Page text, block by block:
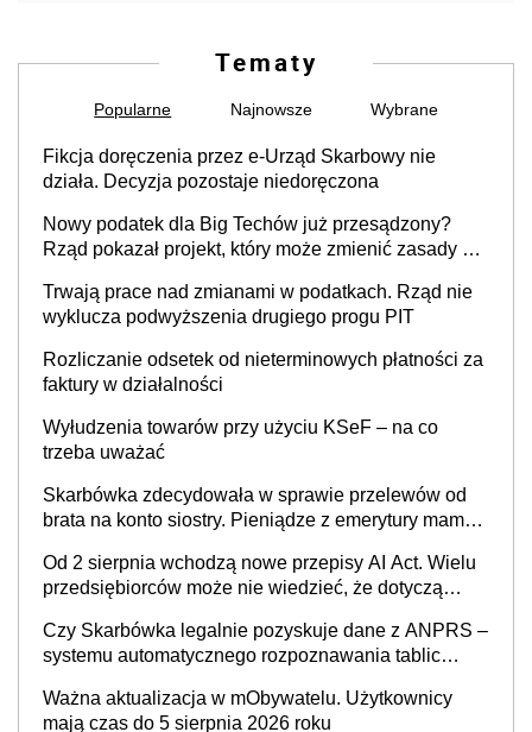
Tematy
Popularne Najnowsze Wybrane
Fikcja doręczenia przez e-Urząd Skarbowy nie
działa. Decyzja pozostaje niedoręczona
Nowy podatek dla Big Techów już przesądzony?
Rząd pokazał projekt, który może zmienić zasady gry
Trwają prace nad zmianami w podatkach. Rząd nie
wyklucza podwyższenia drugiego progu PIT
Rozliczanie odsetek od nieterminowych płatności za
faktury w działalności
Wyłudzenia towarów przy użyciu KSeF – na co
trzeba uważać
Skarbówka zdecydowała w sprawie przelewów od
brata na konto siostry. Pieniądze z emerytury mamy
będzie
Od 2 sierpnia wchodzą nowe przepisy AI Act. Wielu
przedsiębiorców może nie wiedzieć, że dotyczą
Czy Skarbówka legalnie pozyskuje dane z ANPRS –
systemu automatycznego rozpoznawania tablic
Ważna aktualizacja w mObywatelu. Użytkownicy
mają czas do 5 sierpnia 2026 roku